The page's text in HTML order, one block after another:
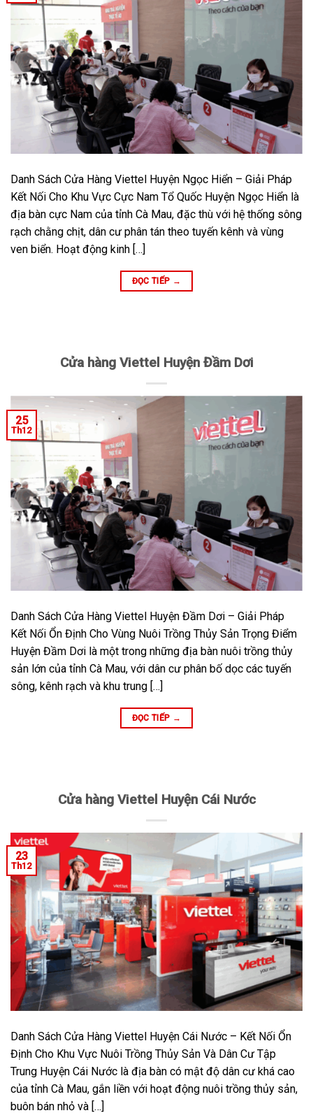
Danh Sách Cửa Hàng Viettel Huyện Ngọc Hiển – Giải Pháp
Kết Nối Cho Khu Vực Cực Nam Tổ Quốc Huyện Ngọc Hiển là
địa bàn cực Nam của tỉnh Cà Mau, đặc thù với hệ thống sông
rạch chằng chịt, dân cư phân tán theo tuyến kênh và vùng
ven biển. Hoạt động kinh […]
ĐỌC TIẾP →
Cửa hàng Viettel Huyện Đầm Dơi
25
Th12
Danh Sách Cửa Hàng Viettel Huyện Đầm Dơi – Giải Pháp
Kết Nối Ổn Định Cho Vùng Nuôi Trồng Thủy Sản Trọng Điểm
Huyện Đầm Dơi là một trong những địa bàn nuôi trồng thủy
sản lớn của tỉnh Cà Mau, với dân cư phân bố dọc các tuyến
sông, kênh rạch và khu trung […]
ĐỌC TIẾP →
Cửa hàng Viettel Huyện Cái Nước
23
Th12
Danh Sách Cửa Hàng Viettel Huyện Cái Nước – Kết Nối Ổn
Định Cho Khu Vực Nuôi Trồng Thủy Sản Và Dân Cư Tập
Trung Huyện Cái Nước là địa bàn có mật độ dân cư khá cao
của tỉnh Cà Mau, gắn liền với hoạt động nuôi trồng thủy sản,
buôn bán nhỏ và […]